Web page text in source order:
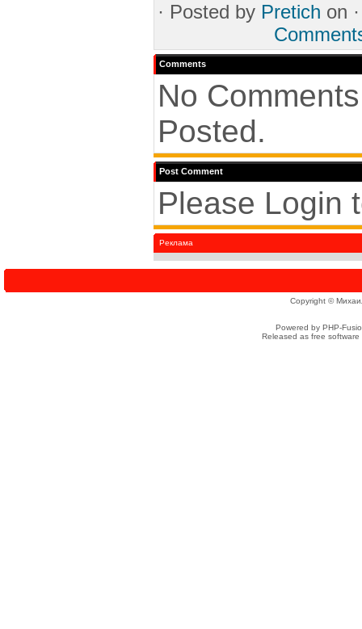
· Posted by Pretich on
Comments
No
Posted.
Post Comment
Please Login
Реклама
Copyright ©
Powered by PHP-
Released as free